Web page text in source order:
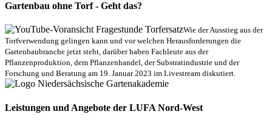
Gartenbau ohne Torf - Geht das?
Wie der Ausstieg aus der
Torfverwendung gelingen kann und vor welchen Herausforderungen die
Gartenbaubranche jetzt steht, darüber haben Fachleute aus der
Pflanzenproduktion, dem Pflanzenhandel, der Substratindustrie und der
Forschung und Beratung am 19. Januar 2023 im Livestream diskutiert.
Leistungen und Angebote der LUFA Nord-West